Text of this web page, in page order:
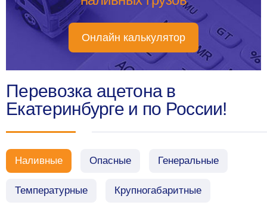
Онлайн калькулятор
Перевозка ацетона в
Екатеринбурге и по России!
Наливные Опасные Генеральные
Температурные Крупногабаритные